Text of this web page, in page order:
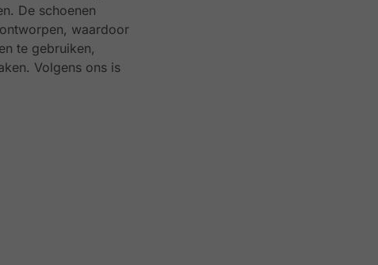
De schoenen
waardoor
te gebruiken,
Volgens ons is